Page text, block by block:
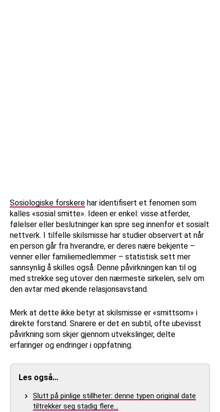
Sosiologiske forskere har identifisert et fenomen som
kalles «sosial smitte». Ideen er enkel: visse atferder,
følelser eller beslutninger kan spre seg innenfor et sosialt
nettverk. I tilfelle skilsmisse har studier observert at når
en person går fra hverandre, er deres nære bekjente –
venner eller familiemedlemmer – statistisk sett mer
sannsynlig å skilles også. Denne påvirkningen kan til og
med strekke seg utover den nærmeste sirkelen, selv om
den avtar med økende relasjonsavstand.
Merk at dette ikke betyr at skilsmisse er «smittsom» i
direkte forstand. Snarere er det en subtil, ofte ubevisst
påvirkning som skjer gjennom utvekslinger, delte
erfaringer og endringer i oppfatning.
Les også…
Slutt på pinlige stillheter: denne typen original date
tiltrekker seg stadig flere…